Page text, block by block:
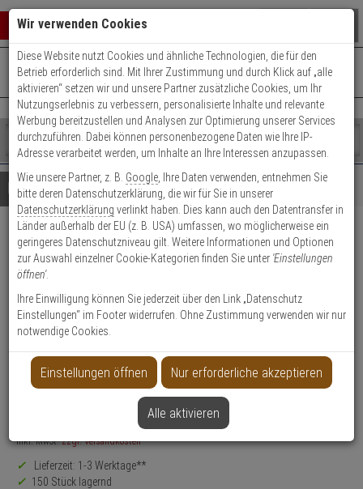
Warenkorb schließen
0 ARTIKEL IM WARENKORB
Ihr Warenkorb ist momentan leer.
Ergebnisse ()
Fertig
Shop
durchsuchen
Bitte
geben
Sie
mindestens
Zeichen
ein,
um
Suche
Es
wurde
noch
Kategorien
Suche
gestartet
+49 (0)821 899 493-0Mo. - Do.: 8:00 - 16:30 | Fr.: 8:00 - 14:00 Uhr
Kontaktservice nutzen
Details Beratung
Abus TVAC40020
Vorkonfektioniertes BNC-Kabel,
3m
Produktmerkmale
Datenblatt drucken
Produktinformationen
inkl. MwSt. zzgl. Versandkosten
Lieferzeit: 1-3 Werktage**
150 Stück lagernd
Wir verwenden Cookies
Diese Website nutzt Cookies und ähnliche Technologien, die für den
Betrieb erforderlich sind. Mit Ihrer Zustimmung und durch Klick auf „alle
aktivieren“ setzen wir und unsere Partner zusätzliche Cookies, um Ihr
Nutzungserlebnis zu verbessern, personalisierte Inhalte und relevante
Werbung bereitzustellen und Analysen zur Optimierung unserer Services
durchzuführen. Dabei können personenbezogene Daten wie Ihre IP-
Adresse verarbeitet werden, um Inhalte an Ihre Interessen anzupassen.
Wie unsere Partner, z. B. Google , Ihre Daten verwenden, entnehmen Sie
bitte deren Datenschutzerklärung, die wir für Sie in unserer
Datenschutzerklärung verlinkt haben. Dies kann auch den Datentransfer in
Länder außerhalb der EU (z. B. USA) umfassen, wo möglicherweise ein
geringeres Datenschutzniveau gilt. Weitere Informationen und Optionen
zur Auswahl einzelner Cookie-Kategorien finden Sie unter 'Einstellungen
öffnen'.
Ihre Einwilligung können Sie jederzeit über den Link „Datenschutz
Einstellungen“ im Footer widerrufen. Ohne Zustimmung verwenden wir nur
notwendige Cookies.
Einstellungen öffnen Nur erforderliche akzeptieren
Alle aktivieren